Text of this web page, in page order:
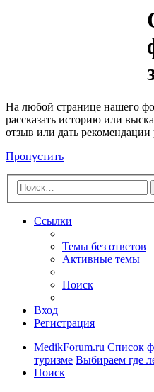
На любой странице нашего
рассказать историю или
отзыв или дать
Пропустить
Ссылки
Темы без ответов
Активные темы
Поиск
Вход
Регистрация
MedikForum.ru Список
туризме Выбираем где
Поиск